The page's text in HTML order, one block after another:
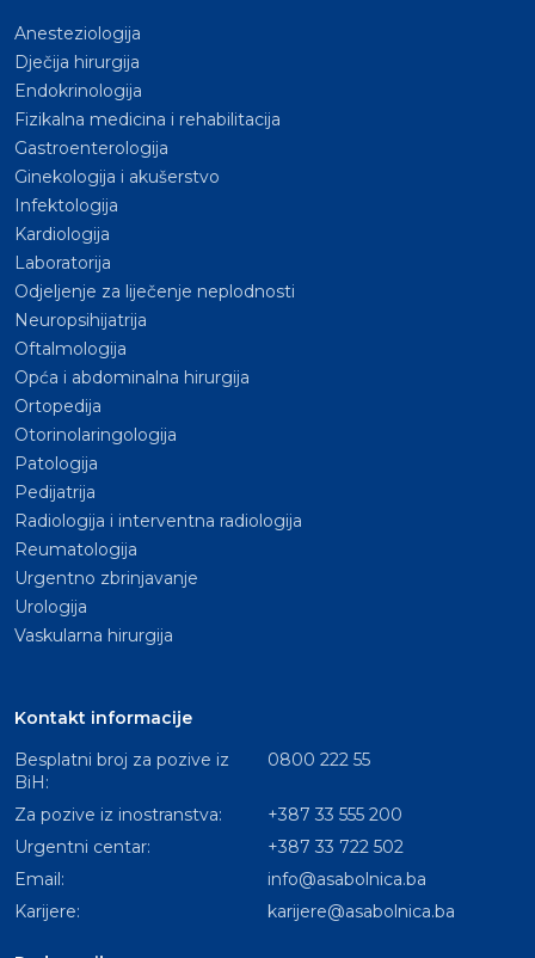
Anesteziologija
Dječija hirurgija
Endokrinologija
Fizikalna medicina i rehabilitacija
Gastroenterologija
Ginekologija i akušerstvo
Infektologija
Kardiologija
Laboratorija
Odjeljenje za liječenje neplodnosti
Neuropsihijatrija
Oftalmologija
Opća i abdominalna hirurgija
Ortopedija
Otorinolaringologija
Patologija
Pedijatrija
Radiologija i interventna radiologija
Reumatologija
Urgentno zbrinjavanje
Urologija
Vaskularna hirurgija
Kontakt informacije
Besplatni broj za pozive iz
BiH:
0800 222 55
Za pozive iz inostranstva:
+387 33 555 200
Urgentni centar:
+387 33 722 502
Email:
info@asabolnica.ba
Karijere:
karijere@asabolnica.ba